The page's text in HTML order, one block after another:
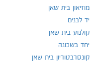
מוזיאון בית שאן
יד לבנים
קולנוע בית שאן
יחד בשכונה
קונסרבטוריון בית שאן